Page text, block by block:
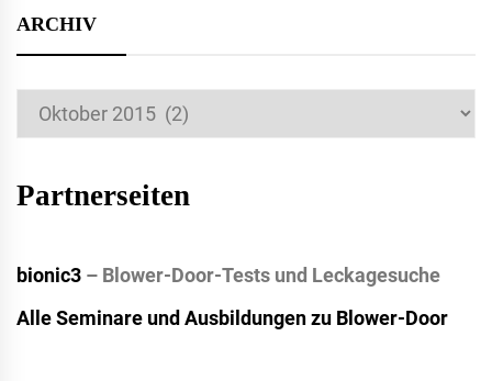
ARCHIV
Archiv
Partnerseiten
bionic3 – Blower-Door-Tests und Leckagesuche
Alle Seminare und Ausbildungen zu Blower-Door